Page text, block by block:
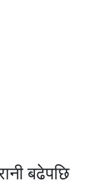
बढेपछि